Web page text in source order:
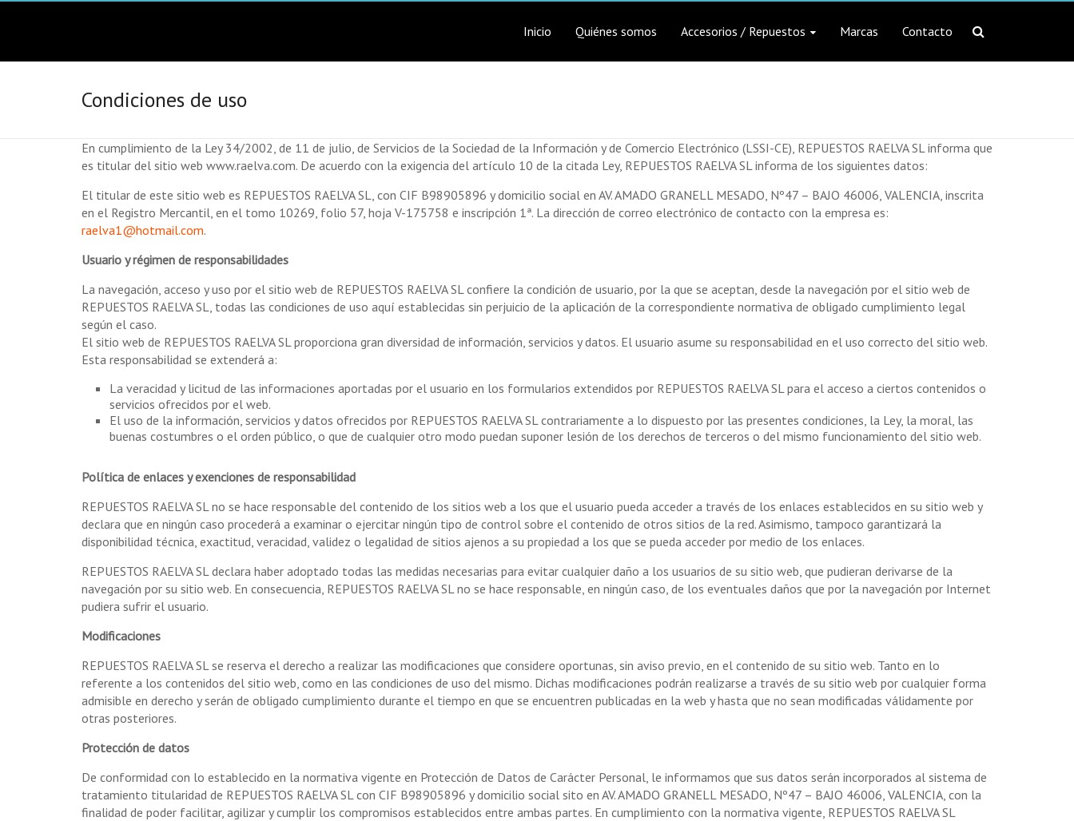
de
Valencia
Inicio Quiénes somos Accesorios / Repuestos Marcas Contacto
Condiciones de uso
En cumplimiento de la Ley 34/2002, de 11 de julio, de Servicios de la Sociedad de la Información y de Comercio Electrónico (LSSI-CE), REPUESTOS RAELVA SL informa que
es titular del sitio web www.raelva.com. De acuerdo con la exigencia del artículo 10 de la citada Ley, REPUESTOS RAELVA SL informa de los siguientes datos:
El titular de este sitio web es REPUESTOS RAELVA SL, con CIF B98905896 y domicilio social en AV. AMADO GRANELL MESADO, Nº47 – BAJO 46006, VALENCIA, inscrita
en el Registro Mercantil, en el tomo 10269, folio 57, hoja V-175758 e inscripción 1ª. La dirección de correo electrónico de contacto con la empresa es:
raelva1@hotmail.com.
Usuario y régimen de responsabilidades
La navegación, acceso y uso por el sitio web de REPUESTOS RAELVA SL confiere la condición de usuario, por la que se aceptan, desde la navegación por el sitio web de
REPUESTOS RAELVA SL, todas las condiciones de uso aquí establecidas sin perjuicio de la aplicación de la correspondiente normativa de obligado cumplimiento legal
según el caso.
El sitio web de REPUESTOS RAELVA SL proporciona gran diversidad de información, servicios y datos. El usuario asume su responsabilidad en el uso correcto del sitio web.
Esta responsabilidad se extenderá a:
La veracidad y licitud de las informaciones aportadas por el usuario en los formularios extendidos por REPUESTOS RAELVA SL para el acceso a ciertos contenidos o
servicios ofrecidos por el web.
El uso de la información, servicios y datos ofrecidos por REPUESTOS RAELVA SL contrariamente a lo dispuesto por las presentes condiciones, la Ley, la moral, las
buenas costumbres o el orden público, o que de cualquier otro modo puedan suponer lesión de los derechos de terceros o del mismo funcionamiento del sitio web.
Política de enlaces y exenciones de responsabilidad
REPUESTOS RAELVA SL no se hace responsable del contenido de los sitios web a los que el usuario pueda acceder a través de los enlaces establecidos en su sitio web y
declara que en ningún caso procederá a examinar o ejercitar ningún tipo de control sobre el contenido de otros sitios de la red. Asimismo, tampoco garantizará la
disponibilidad técnica, exactitud, veracidad, validez o legalidad de sitios ajenos a su propiedad a los que se pueda acceder por medio de los enlaces.
REPUESTOS RAELVA SL declara haber adoptado todas las medidas necesarias para evitar cualquier daño a los usuarios de su sitio web, que pudieran derivarse de la
navegación por su sitio web. En consecuencia, REPUESTOS RAELVA SL no se hace responsable, en ningún caso, de los eventuales daños que por la navegación por Internet
pudiera sufrir el usuario.
Modificaciones
REPUESTOS RAELVA SL se reserva el derecho a realizar las modificaciones que considere oportunas, sin aviso previo, en el contenido de su sitio web. Tanto en lo
referente a los contenidos del sitio web, como en las condiciones de uso del mismo. Dichas modificaciones podrán realizarse a través de su sitio web por cualquier forma
admisible en derecho y serán de obligado cumplimiento durante el tiempo en que se encuentren publicadas en la web y hasta que no sean modificadas válidamente por
otras posteriores.
Protección de datos
De conformidad con lo establecido en la normativa vigente en Protección de Datos de Carácter Personal, le informamos que sus datos serán incorporados al sistema de
tratamiento titularidad de REPUESTOS RAELVA SL con CIF B98905896 y domicilio social sito en AV. AMADO GRANELL MESADO, Nº47 – BAJO 46006, VALENCIA, con la
finalidad de poder facilitar, agilizar y cumplir los compromisos establecidos entre ambas partes. En cumplimiento con la normativa vigente, REPUESTOS RAELVA SL